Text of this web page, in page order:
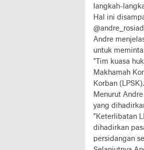
langkah-
Hal ini
Andre
untuk
“Tim kuasa
Makhamah
Korban
Menurut
yang
“Keterlibatan
dihadirkan
persidangan